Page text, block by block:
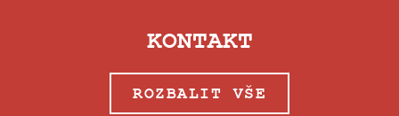
KONTAKT
ROZBALIT VŠE